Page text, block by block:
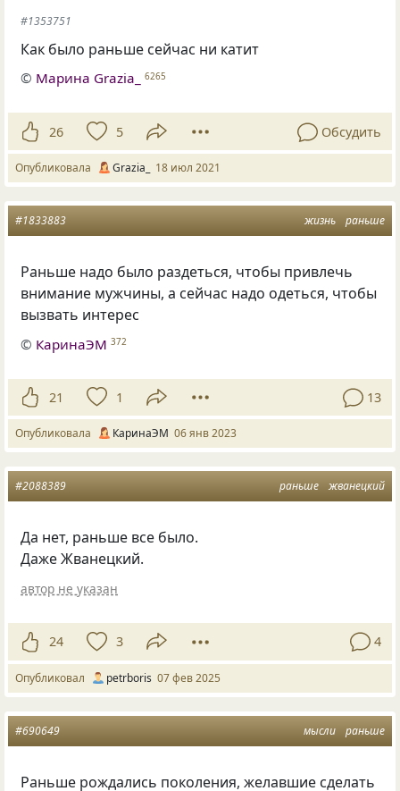
#1353751
Как было раньше сейчас ни катит
© Марина Grazia_ 6265
26 5 Обсудить
Опубликовала Grazia_ 18 июл 2021
жизнь раньше
#1833883
Раньше надо было раздеться, чтобы привлечь
внимание мужчины, а сейчас надо одеться, чтобы
вызвать интерес
© КаринаЭМ 372
21 1 13
Опубликовала КаринаЭМ 06 янв 2023
раньше жванецкий
#2088389
Да нет, раньше все было.
Даже Жванецкий.
автор не указан
24 3 4
Опубликовал petrboris 07 фев 2025
мысли раньше
#690649
Раньше рождались поколения, желавшие сделать